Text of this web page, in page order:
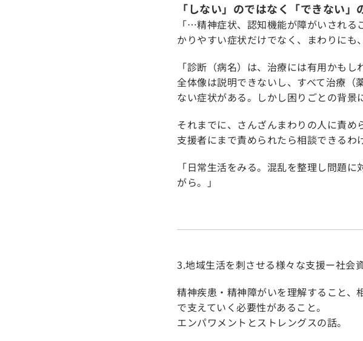
「しない」のではなく「できない
「…精神症状、認知機能が障がいされ
かりやすい症状だけでなく、まわりにも
「診断（病名）は、治療には有用かも
全体像は説明できないし、すべて治療
ない症状がある。しかし困りごとの背景
それまでに、さんざんまわりの人に責め
支援者にまで責められたら相談できるわ
「日常生活をみる。混乱を整理し問題
がら。」
3.地域生活を刺させる様々な支援ー社会
精神疾患・精神障がいを理解すること
で支えていく必要性があること。
エンパワメントとストレングスの話。